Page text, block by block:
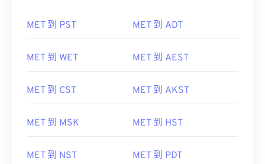
MET 到 PST MET 到 ADT
MET 到 WET MET 到 AEST
MET 到 CST MET 到 AKST
MET 到 MSK MET 到 HST
MET 到 NST MET 到 PDT